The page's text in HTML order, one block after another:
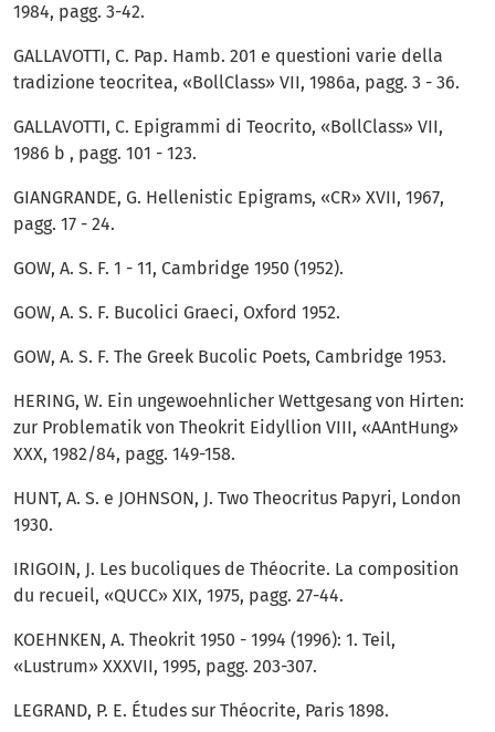
1984, pagg. 3-42.
GALLAVOTTI, C. Pap. Hamb. 201 e questioni varie della
tradizione teocritea, «BollClass» VII, 1986a, pagg. 3 - 36.
GALLAVOTTI, C. Epigrammi di Teocrito, «BollClass» VII,
1986 b , pagg. 101 - 123.
GIANGRANDE, G. Hellenistic Epigrams, «CR» XVII, 1967,
pagg. 17 - 24.
GOW, A. S. F. 1 - 11, Cambridge 1950 (1952).
GOW, A. S. F. Bucolici Graeci, Oxford 1952.
GOW, A. S. F. The Greek Bucolic Poets, Cambridge 1953.
HERING, W. Ein ungewoehnlicher Wettgesang von Hirten:
zur Problematik von Theokrit Eidyllion VIII, «AAntHung»
XXX, 1982/84, pagg. 149-158.
HUNT, A. S. e JOHNSON, J. Two Theocritus Papyri, London
1930.
IRIGOIN, J. Les bucoliques de Théocrite. La composition
du recueil, «QUCC» XIX, 1975, pagg. 27-44.
KOEHNKEN, A. Theokrit 1950 - 1994 (1996): 1. Teil,
«Lustrum» XXXVII, 1995, pagg. 203-307.
LEGRAND, P. E. Études sur Théocrite, Paris 1898.